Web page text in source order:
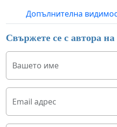
Допълнителна
Свържете се с автора
Вашето име
Email адрес